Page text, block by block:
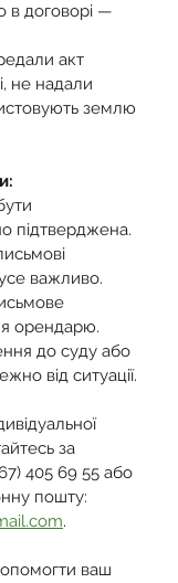
в договорі —
акт
не надали
землю
підтверджена.
важливо.
орендарю.
до суду або
від ситуації.
за
405 69 55 або
пошту:
.
ваш